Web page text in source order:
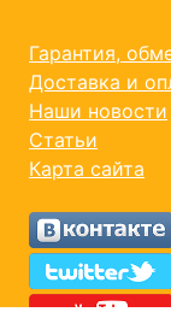
Гарантия,
Доставка и
Наши новости
Статьи
Карта сайта